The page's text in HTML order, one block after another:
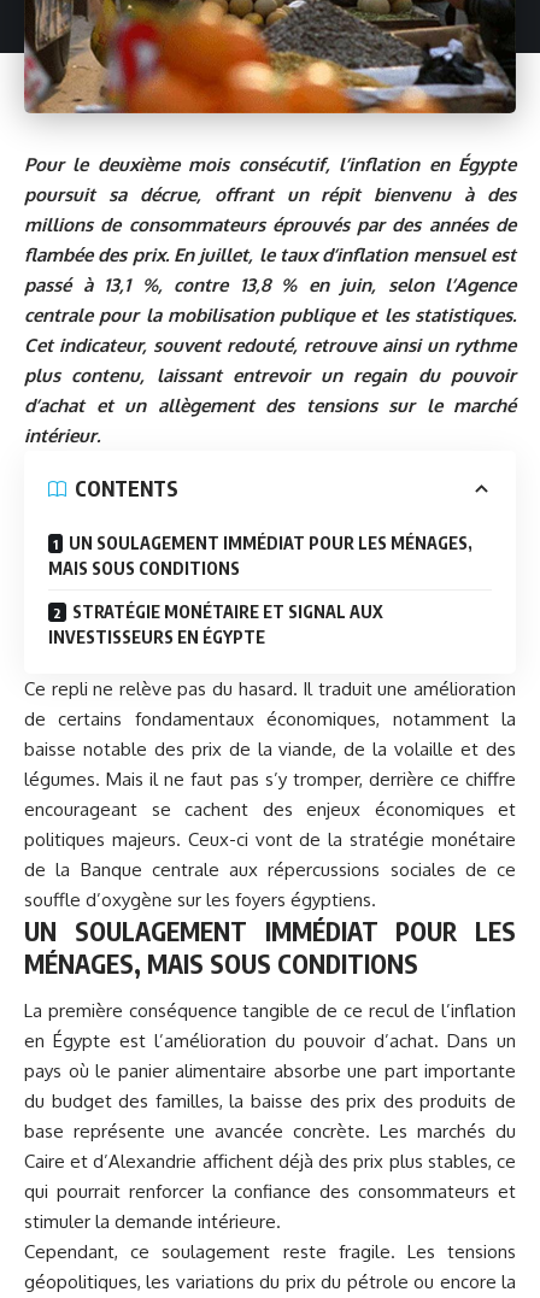
Pour le deuxième mois consécutif, l’inflation en Égypte
poursuit sa décrue, offrant un répit bienvenu à des
millions de consommateurs éprouvés par des années de
flambée des prix. En juillet, le taux d’inflation mensuel est
passé à 13,1 %, contre 13,8 % en juin, selon l’Agence
centrale pour la mobilisation publique et les statistiques.
Cet indicateur, souvent redouté, retrouve ainsi un rythme
plus contenu, laissant entrevoir un regain du pouvoir
d’achat et un allègement des tensions sur le marché
intérieur.
CONTENTS
UN SOULAGEMENT IMMÉDIAT POUR LES MÉNAGES,
MAIS SOUS CONDITIONS
STRATÉGIE MONÉTAIRE ET SIGNAL AUX
INVESTISSEURS EN ÉGYPTE
Ce repli ne relève pas du hasard. Il traduit une amélioration
de certains fondamentaux économiques, notamment la
baisse notable des prix de la viande, de la volaille et des
légumes. Mais il ne faut pas s’y tromper, derrière ce chiffre
encourageant se cachent des enjeux économiques et
politiques majeurs. Ceux-ci vont de la stratégie monétaire
de la Banque centrale aux répercussions sociales de ce
souffle d’oxygène sur les foyers égyptiens.
UN SOULAGEMENT IMMÉDIAT POUR LES
MÉNAGES, MAIS SOUS CONDITIONS
La première conséquence tangible de ce recul de l’inflation
en Égypte est l’amélioration du pouvoir d’achat. Dans un
pays où le panier alimentaire absorbe une part importante
du budget des familles, la baisse des prix des produits de
base représente une avancée concrète. Les marchés du
Caire et d’Alexandrie affichent déjà des prix plus stables, ce
qui pourrait renforcer la confiance des consommateurs et
stimuler la demande intérieure.
Cependant, ce soulagement reste fragile. Les tensions
géopolitiques, les variations du prix du pétrole ou encore la